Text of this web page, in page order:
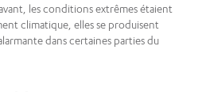
les conditions extrêmes étaient
climatique, elles se produisent
dans certaines parties du